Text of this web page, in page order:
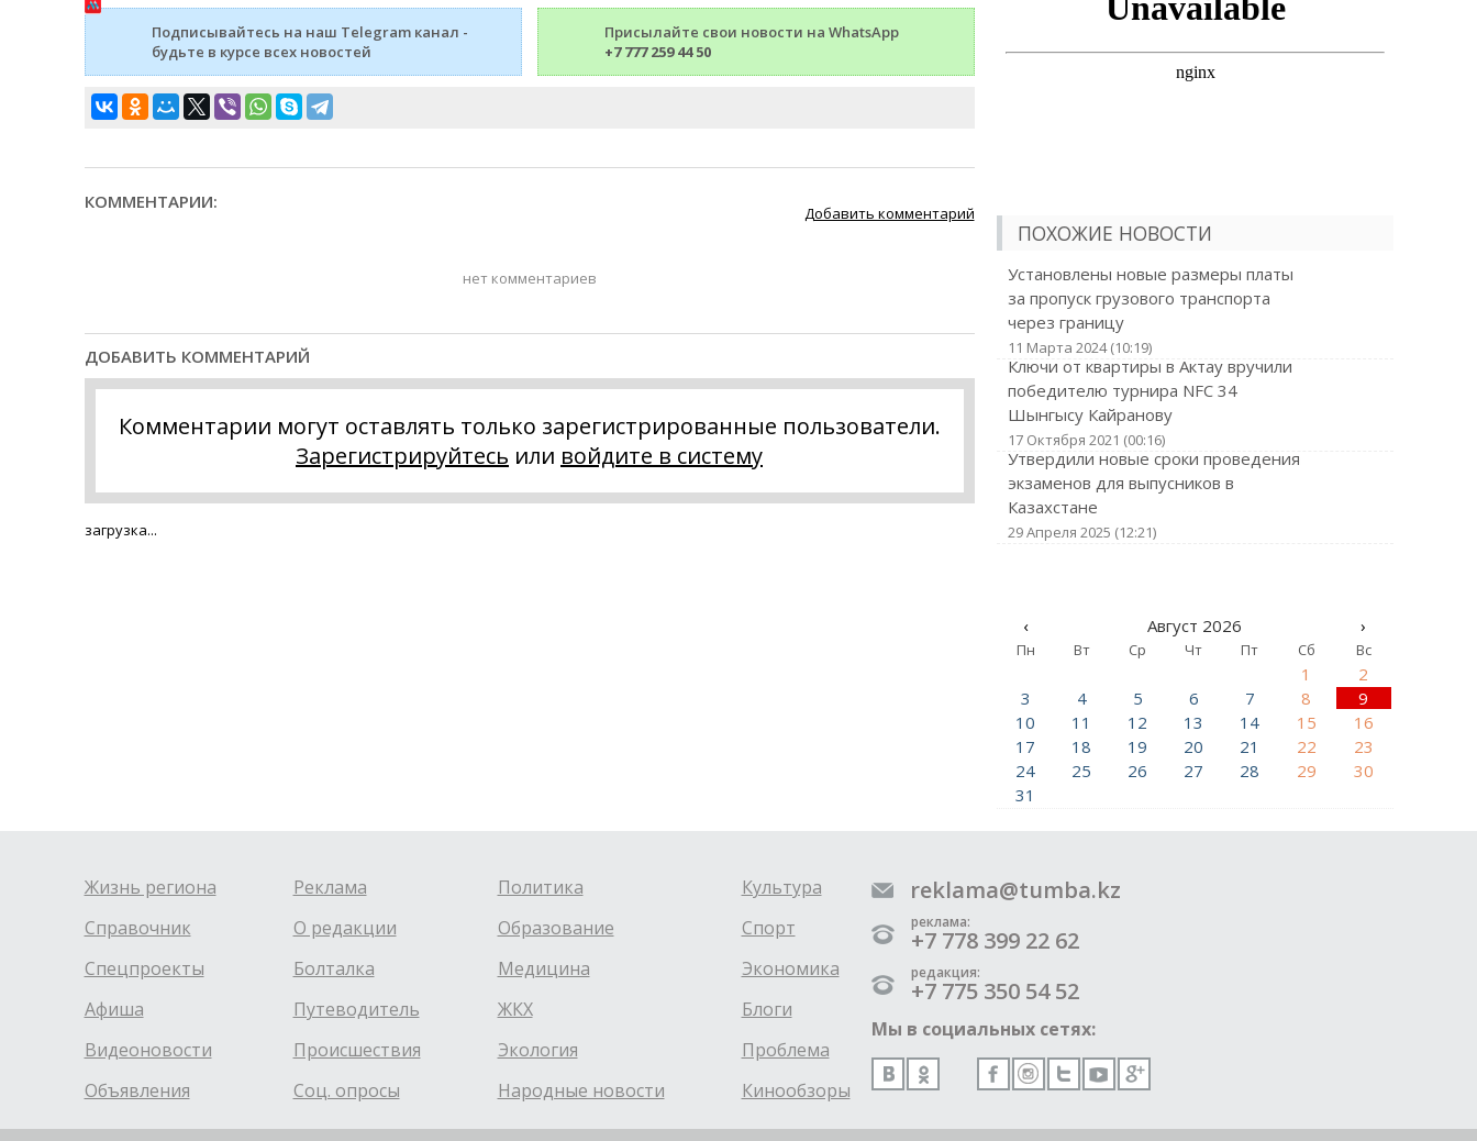
Подписывайтесь на наш Telegram канал -
будьте в курсе всех новостей
Присылайте свои новости на WhatsApp
+7 777 259 44 50
КОММЕНТАРИИ:
Добавить комментарий
нет комментариев
ДОБАВИТЬ КОММЕНТАРИЙ
Комментарии могут оставлять только зарегистрированные пользователи.
Зарегистрируйтесь или войдите в систему
загрузка...
ПОХОЖИЕ НОВОСТИ
Установлены новые размеры платы
за пропуск грузового транспорта
через границу
11 Марта 2024 (10:19)
Ключи от квартиры в Актау вручили
победителю турнира NFC 34
Шынгысу Кайранову
17 Октября 2021 (00:16)
Утвердили новые сроки проведения
экзаменов для выпусников в
Казахстане
29 Апреля 2025 (12:21)
‹ Август 2026 ›
Пн Вт Ср Чт Пт Сб Вс
1
2
3
4 5 6 7 8
9
10
11 12 13 14 15
16
17
18 19 20 21 22
23
24
25 26 27 28 29
30
31
Жизнь региона
Справочник
Спецпроекты
Афиша
Видеоновости
Объявления
Реклама
О редакции
Болталка
Путеводитель
Происшествия
Соц. опросы
Политика
Образование
Медицина
ЖКХ
Экология
Народные новости
Культура
Спорт
Экономика
Блоги
Проблема
Кинообзоры
reklama@tumba.kz
реклама:
+7 778 399 22 62
редакция:
+7 775 350 54 52
Мы в социальных сетях: